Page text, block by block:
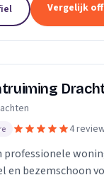
Vergelijk
4
professionele
en bezemschoon